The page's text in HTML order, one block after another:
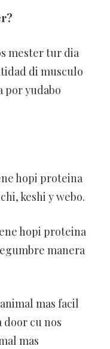
mester tur dia
di musculo
por yudabo
hopi proteina
keshi y webo.
hopi proteina
manera
mas facil
door cu nos
mas